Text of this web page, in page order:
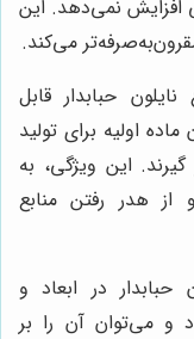
افزایش نمی‌دهد. این
می‌کند.
نایلون حبابدار قابل
اولیه برای تولید
این ویژگی، به
هدر رفتن منابع
حبابدار در ابعاد و
می‌توان آن را بر